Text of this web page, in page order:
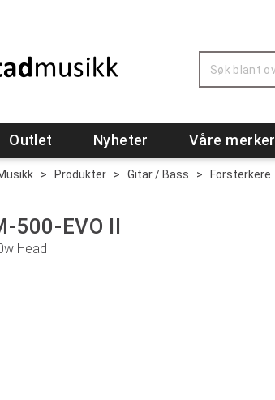
Outlet Nyheter Våre merker
> Produkter > Gitar / Bass > Forsterkere
500-EVO II
Head